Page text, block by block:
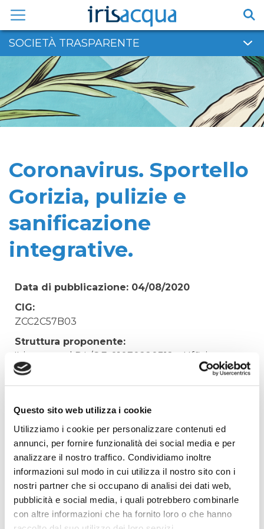
Questo sito web utilizza i cookie
Utilizziamo i cookie per personalizzare contenuti ed
annunci, per fornire funzionalità dei social media e per
analizzare il nostro traffico. Condividiamo inoltre
informazioni sul modo in cui utilizza il nostro sito con i
nostri partner che si occupano di analisi dei dati web,
pubblicità e social media, i quali potrebbero combinarle
con altre informazioni che ha fornito loro o che hanno
contenuto
SOCIETÀ TRASPARENTE
Coronavirus. Sportello
Gorizia, pulizie e
sanificazione
integrative.
Data di pubblicazione: 04/08/2020
CIG:
ZCC2C57B03
Struttura proponente:
'Irisacqua srl P.I./C.F. 01070220312. - Ufficio
Tecnico
Oggetto:
Coronavirus. Sportello Gorizia, pulizie e
sanificazione integrative.
Elenco operatori invitati:
Codice Fiscale:
Procedura di scelta:
Affidamento ai sensi del Regolamento Generale
Aziendale per Lavori Servizi e Forniture